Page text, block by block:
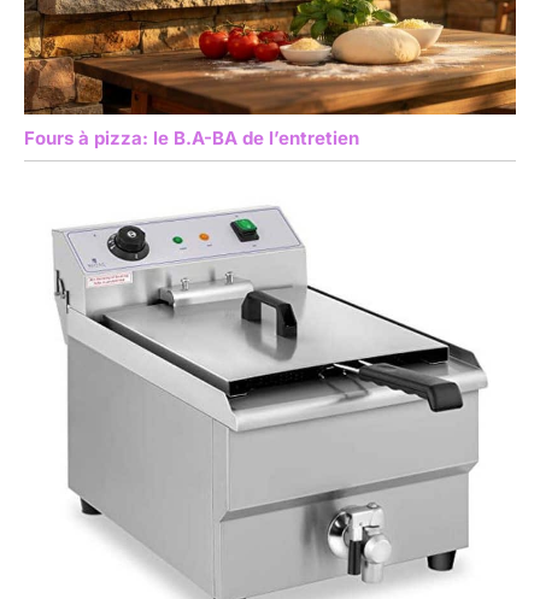
Fours à pizza: le B.A-BA de l’entretien